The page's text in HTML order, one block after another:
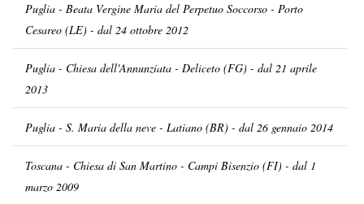
Puglia - Beata Vergine Maria del Perpetuo Soccorso - Porto
Cesareo (LE) - dal 24 ottobre 2012
Puglia - Chiesa dell'Annunziata - Deliceto (FG) - dal 21 aprile
2013
Puglia - S. Maria della neve - Latiano (BR) - dal 26 gennaio 2014
Toscana - Chiesa di San Martino - Campi Bisenzio (FI) - dal 1
marzo 2009